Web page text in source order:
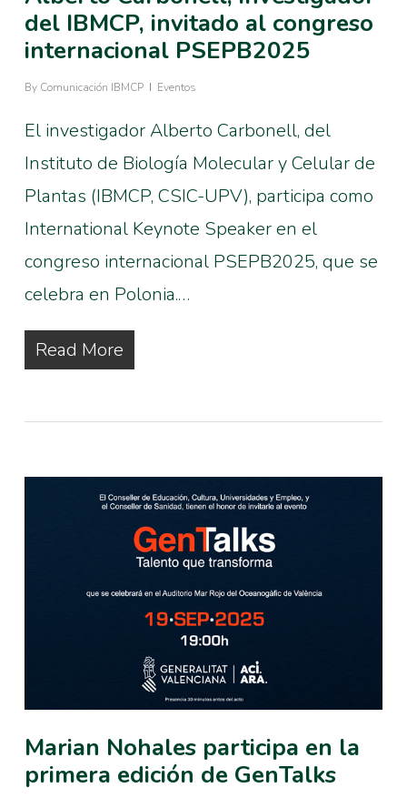
del IBMCP, invitado al congreso
internacional PSEPB2025
By Comunicación IBMCP Eventos
El investigador Alberto Carbonell, del
Instituto de Biología Molecular y Celular de
Plantas (IBMCP, CSIC-UPV), participa como
International Keynote Speaker en el
congreso internacional PSEPB2025, que se
celebra en Polonia.…
Read More
Marian Nohales participa en la
primera edición de GenTalks